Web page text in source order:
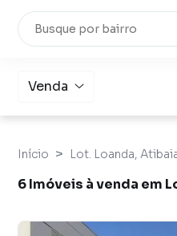
Venda
Início Lot. Loanda,
6 Imóveis à venda em